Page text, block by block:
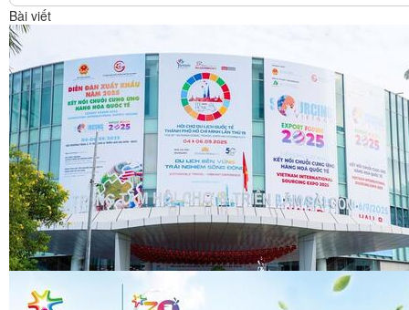
congthuong.vn (8)
congthuong.vn (8)
congthuong.vn (8)
congthuong.vn (8)
congthuong.vn (8)
Spider (8)
Spider (8)
Bài viết